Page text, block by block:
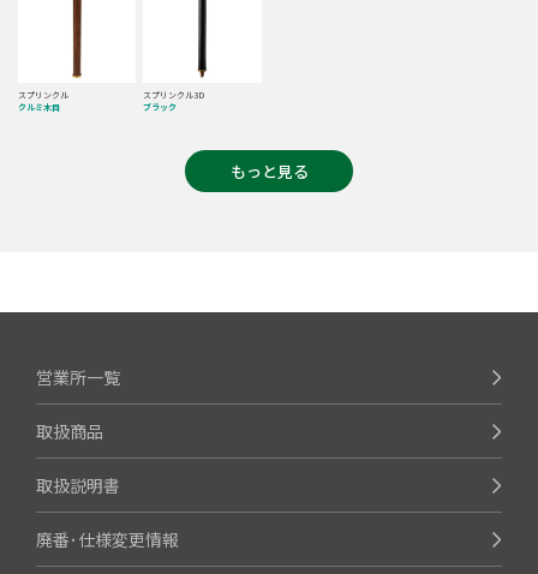
スプリンクル
クルミ木目
スプリンクル3D
ブラック
もっと見る
営業所一覧
取扱商品
取扱説明書
廃番･仕様変更情報